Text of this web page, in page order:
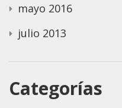
mayo 2016
julio 2013
Categorías